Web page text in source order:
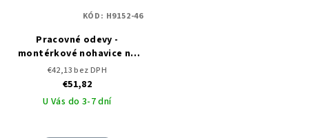
Pracovné odevy -
montérkové nohavice na
traky ARDON VISION
€42,13 bez DPH
€51,82
U Vás do 3-7 dní
KÓD: H9152-46